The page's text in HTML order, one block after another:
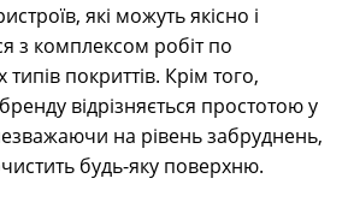
які можуть якісно і
з комплексом робіт по
покриттів. Крім того,
відрізняється простотою у
на рівень забруднень,
будь-яку поверхню.